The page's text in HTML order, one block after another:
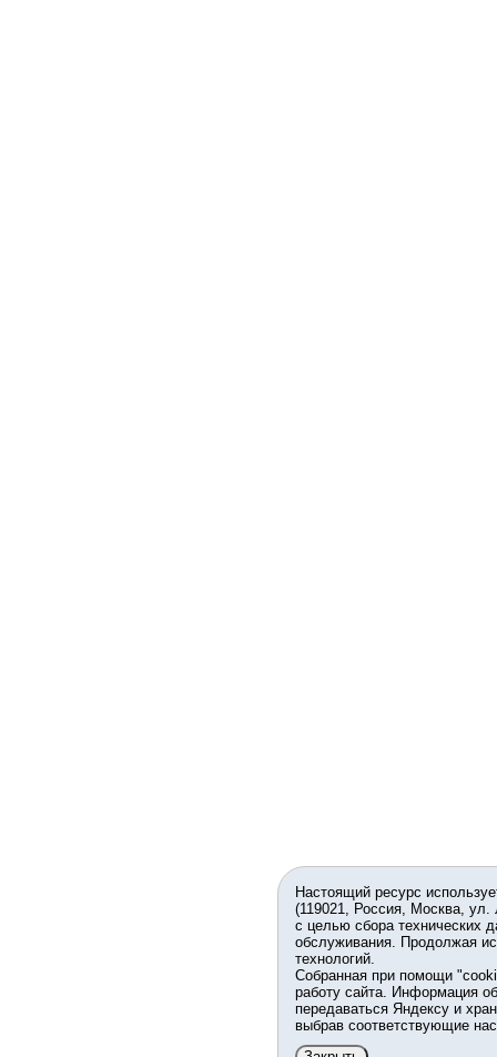
Настоящий ресурс
(119021, Россия, Москва,
с целью сбора технических
обслуживания. Продолжая
технологий.
Собранная при помощи
работу сайта. Информация
передаваться Яндексу и
выбрав соответствующие